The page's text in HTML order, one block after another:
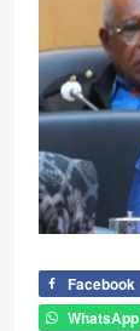
Facebook
WhatsApp